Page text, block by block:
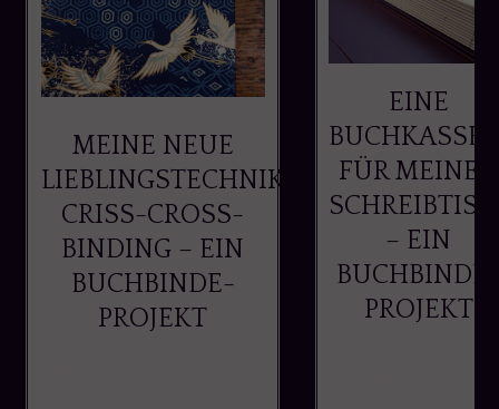
MEINE NEUE
LIEBLINGSTECHNIK:
CRISS-CROSS-
BINDING – EIN
BUCHBINDE-
PROJEKT
EINE
FÜR MEINEN
– EIN
PROJEKT